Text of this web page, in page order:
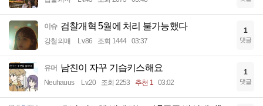
이슈 검찰개혁 5월에 처리 불가능했다
강철의매 Lv.86 조회 1444 03:37
1
댓글
유머 남친이 자꾸 기습키스해요
Neuhauus Lv.20 조회 2253 추천 1 03:02
1
댓글